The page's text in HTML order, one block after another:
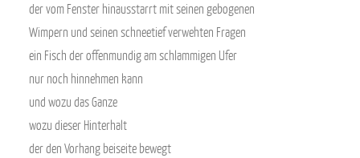
der vom Fenster hinausstarrt mit seinen gebogenen
Wimpern und seinen schneetief verwehten Fragen
ein Fisch der offenmundig am schlammigen Ufer
nur noch hinnehmen kann
und wozu das Ganze
wozu dieser Hinterhalt
der den Vorhang beiseite bewegt